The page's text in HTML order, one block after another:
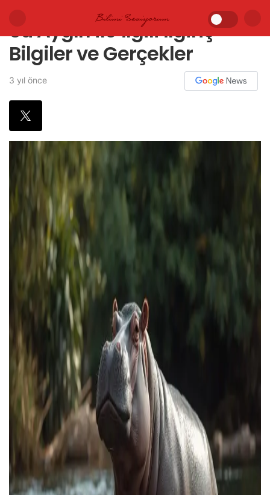
Su Aygırı ile İlgili İlginç
Bilgiler ve Gerçekler
3 yıl önce